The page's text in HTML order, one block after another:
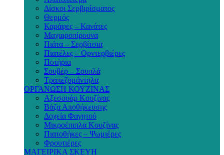
Δίσκοι Σερβιρίσματος
Θερμός
Καράφες – Κανάτες
Μαχαιροπίρουνα
Πιάτα – Σερβίτσια
Πιατέλες – Ορντερβιέρες
Ποτήρια
Σουβέρ – Σουπλά
Τραπεζομάντηλα
ΟΡΓΑΝΩΣΗ ΚΟΥΖΙΝΑΣ
Αξεσουάρ Κουζίνας
Βάζα Αποθήκευσης
Δοχεία Φαγητού
Μικροέπιπλα Κουζίνας
Πιατοθήκες – Ψωμιέρες
Φρουτιέρες
ΜΑΓΕΙΡΙΚΑ ΣΚΕΥΗ